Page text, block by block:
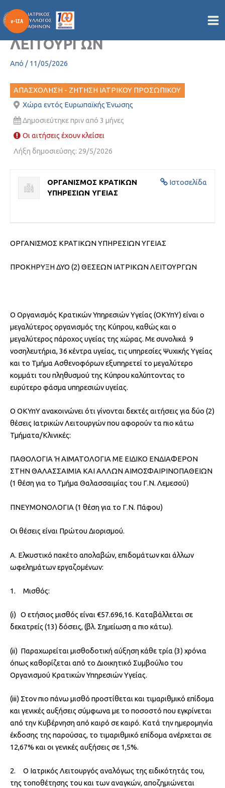
στο
περιεχόμενο
ΠΡΟΚΗΡΥΞΗ 2 ΚΕΝΩΝ
ΘΕΣΕΩΝ ΙΑΤΡΙΚΩΝ
ΛΕΙΤΟΥΡΓΩΝ
Από / 11/05/2026
ΑΠΑΣΧΟΛΗΣΗ - ΖΗΤΗΣΗ ΙΑΤΡΙΚΟΥ ΠΡΟΣΩΠΙΚΟΥ
Χώρα εντός Ευρωπαϊκής Ένωσης
Δημοσιεύτηκε πριν από 3 μήνες
Οι αιτήσεις έχουν κλείσει
Λήξη δημοσιεύσης: 29/5/2026
Ιστοσελίδα
ΟΡΓΑΝΙΣΜΟΣ ΚΡΑΤΙΚΩΝ
ΥΠΗΡΕΣΙΩΝ ΥΓΕΙΑΣ
ΟΡΓΑΝΙΣΜΟΣ ΚΡΑΤΙΚΩΝ ΥΠΗΡΕΣΙΩΝ ΥΓΕΙΑΣ
ΠΡΟΚΗΡΥΞΗ ΔΥΟ (2) ΘΕΣΕΩΝ ΙΑΤΡΙΚΩΝ ΛΕΙΤΟΥΡΓΩΝ
Ο Οργανισμός Κρατικών Υπηρεσιών Υγείας (ΟΚΥπΥ) είναι ο
μεγαλύτερος οργανισμός της Κύπρου, καθώς και ο
μεγαλύτερος πάροχος υγείας της χώρας. Με συνολικά 9
νοσηλευτήρια, 36 κέντρα υγείας, τις υπηρεσίες Ψυχικής Υγείας
και το Τμήμα Ασθενοφόρων εξυπηρετεί το μεγαλύτερο
κομμάτι του πληθυσμού της Κύπρου καλύπτοντας το
ευρύτερο φάσμα υπηρεσιών υγείας.
Ο ΟΚΥπΥ ανακοινώνει ότι γίνονται δεκτές αιτήσεις για δύο (2)
θέσεις Ιατρικών Λειτουργών που αφορούν τα πιο κάτω
Τμήματα/Κλινικές:
ΠΑΘΟΛΟΓΙΑ Ή ΑΙΜΑΤΟΛΟΓΙΑ ΜΕ ΕΙΔΙΚΟ ΕΝΔΙΑΦΕΡΟΝ
ΣΤΗΝ ΘΑΛΑΣΣΑΙΜΙΑ ΚΑΙ ΑΛΛΩΝ ΑΙΜΟΣΦΑΙΡΙΝΟΠΑΘΕΙΩΝ
(1 θέση για το Τμήμα Θαλασσαιμίας του Γ.Ν. Λεμεσού)
ΠΝΕΥΜΟΝΟΛΟΓΙΑ (1 θέση για το Γ.Ν. Πάφου)
Οι θέσεις είναι Πρώτου Διορισμού.
Α. Ελκυστικό πακέτο απολαβών, επιδομάτων και άλλων
ωφελημάτων εργαζομένων:
1. Μισθός:
(i) Ο ετήσιος μισθός είναι €57.696,16. Καταβάλλεται σε
δεκατρείς (13) δόσεις, (βλ. Σημείωση α πιο κάτω).
(ii) Παραχωρείται μισθοδοτική αύξηση κάθε τρία (3) χρόνια
όπως καθορίζεται από το Διοικητικό Συμβούλιο του
Οργανισμού Κρατικών Υπηρεσιών Υγείας.
(iii) Στον πιο πάνω μισθό προστίθεται και τιμαριθμικό επίδομα
και γενικές αυξήσεις σύμφωνα με το ποσοστό που εγκρίνεται
από την Κυβέρνηση από καιρό σε καιρό. Κατά την ημερομηνία
έκδοσης της παρούσας, το τιμαριθμικό επίδομα ανέρχεται σε
12,67% και οι γενικές αυξήσεις σε 1,5%.
2. Ο Ιατρικός Λειτουργός αναλόγως της ειδικότητάς του,
της τοποθέτησης του και των αναγκών, αποζημιώνεται